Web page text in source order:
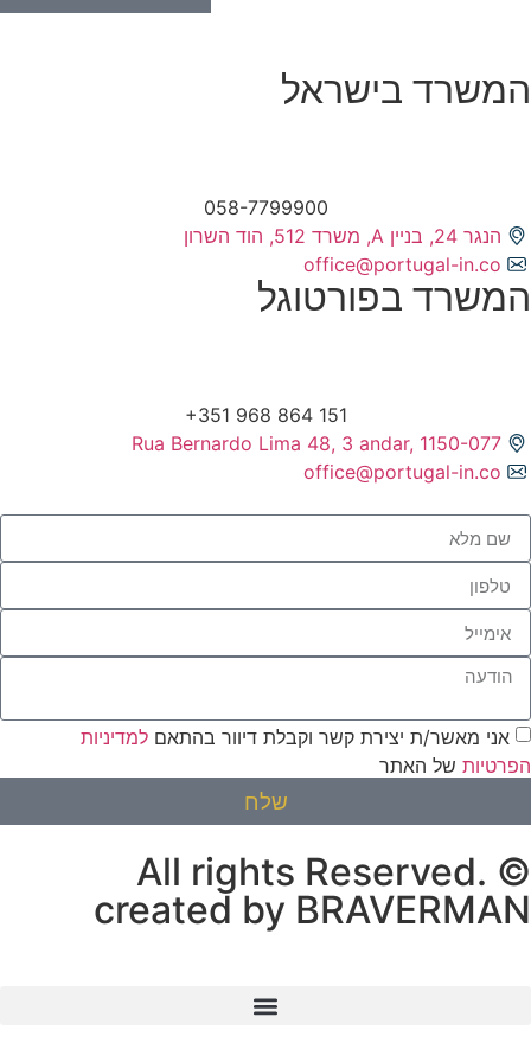
המשרד בישראל
058-7799900
הנגר 24, בניין A, משרד 512, הוד השרון
office@portugal-in.co
המשרד בפורטוגל
Rua Bernardo Lima 48, 3 andar, 1150-077
office@portugal-in.co
אני מאשר/ת יצירת קשר וקבלת דיוור בהתאם למדיניות
הפרטיות של האתר
שלח
© All rights Reserved.
created by BRAVERMAN